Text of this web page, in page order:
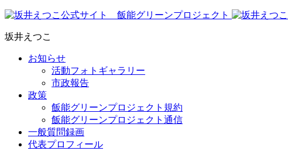
坂井えつこ
お知らせ
活動フォトギャラリー
市政報告
政策
飯能グリーンプロジェクト規約
飯能グリーンプロジェクト通信
一般質問録画
代表プロフィール